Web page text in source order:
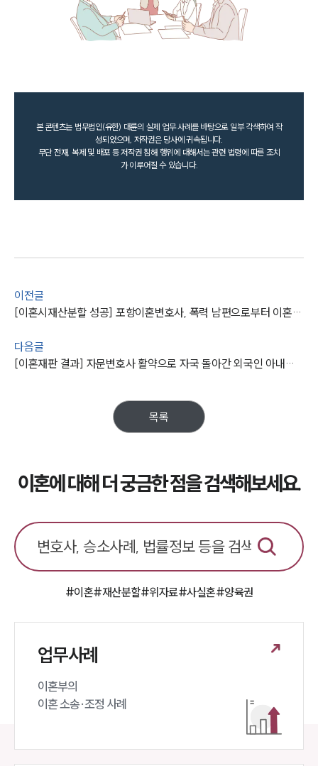
본 콘텐츠는 법무법인(유한) 대륜의 실제 업무 사례를 바탕으로 일부 각색하여 작
성되었으며, 저작권은 당사에 귀속됩니다.
무단 전재, 복제 및 배포 등 저작권 침해 행위에 대해서는 관련 법령에 따른 조치
가 이루어질 수 있습니다.
이전글
[이혼시재산분할 성공] 포항이혼변호사, 폭력 남편으로부터 이혼시재산분할 받아내
다음글
[이혼재판 결과] 자문변호사 활약으로 자국 돌아간 외국인 아내와 이혼하기 성공
목록
이혼에 대해 더 궁금한 점을 검색해보세요.
#이혼#재산분할#위자료#사실혼#양육권
업무사례
이혼부의
이혼 소송·조정 사례